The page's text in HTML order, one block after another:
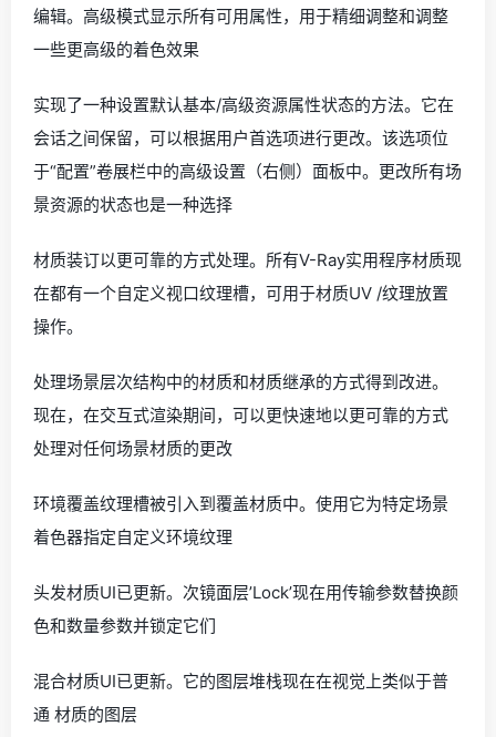
编辑。高级模式显示所有可用属性，用于精细调整和调整
一些更高级的着色效果
实现了一种设置默认基本/高级资源属性状态的方法。它在
会话之间保留，可以根据用户首选项进行更改。该选项位
于“配置”卷展栏中的高级设置（右侧）面板中。更改所有场
景资源的状态也是一种选择
材质装订以更可靠的方式处理。所有V-Ray实用程序材质现
在都有一个自定义视口纹理槽，可用于材质UV /纹理放置
操作。
处理场景层次结构中的材质和材质继承的方式得到改进。
现在，在交互式渲染期间，可以更快速地以更可靠的方式
处理对任何场景材质的更改
环境覆盖纹理槽被引入到覆盖材质中。使用它为特定场景
着色器指定自定义环境纹理
头发材质UI已更新。次镜面层’Lock’现在用传输参数替换颜
色和数量参数并锁定它们
混合材质UI已更新。它的图层堆栈现在在视觉上类似于普
通 材质的图层